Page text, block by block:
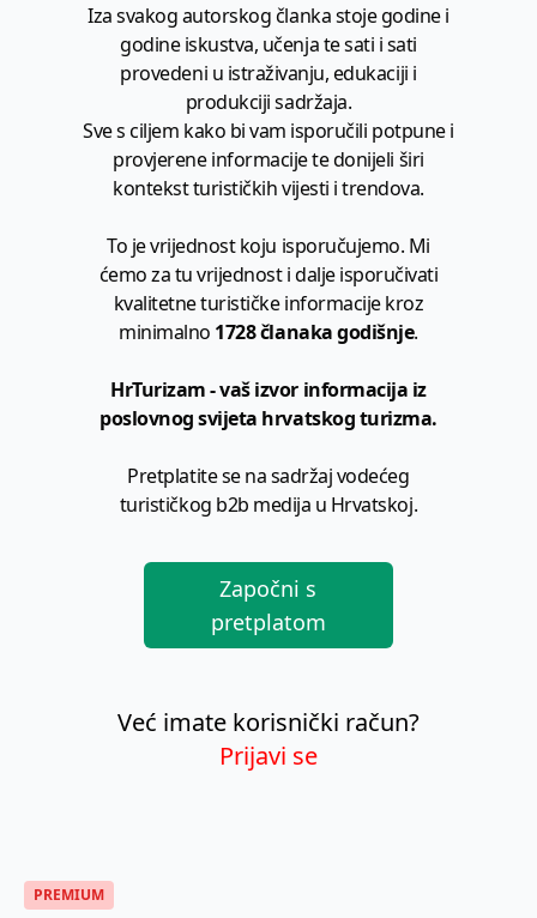
Iza svakog autorskog članka stoje godine i
godine iskustva, učenja te sati i sati
provedeni u istraživanju, edukaciji i
produkciji sadržaja.
Sve s ciljem kako bi vam isporučili potpune i
provjerene informacije te donijeli širi
kontekst turističkih vijesti i trendova.
To je vrijednost koju isporučujemo. Mi
ćemo za tu vrijednost i dalje isporučivati
kvalitetne turističke informacije kroz
minimalno 1728 članaka godišnje.
HrTurizam - vaš izvor informacija iz
poslovnog svijeta hrvatskog turizma.
Pretplatite se na sadržaj vodećeg
turističkog b2b medija u Hrvatskoj.
Započni s
pretplatom
Već imate korisnički račun?
Prijavi se
PREMIUM